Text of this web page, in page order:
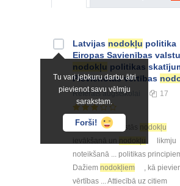
Tu vari jebkuru darbu ātri
pievienot savu vēlmju
sarakstam.
Forši!
Latvijas nodokļu politika
Eiropas Savienības valstu
nodokļu politikas
Pievienotas vērtības
Referātsaugstskolai 17
... veidā neiesaistās nodokļu
ievākšanā un nodokļu
likmju
noteikšanā ... politikas
Dažiem nodokļiem
, kā
vērtības ... Attiecībā uz citiem